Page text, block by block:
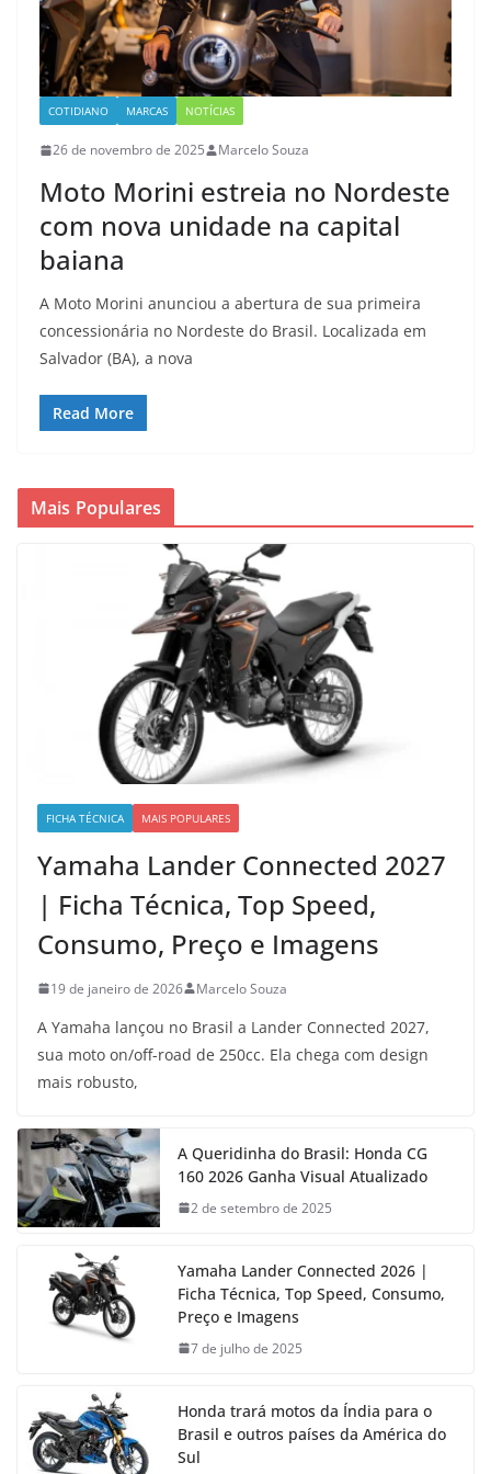
COTIDIANO MARCAS NOTÍCIAS
26 de novembro de 2025 Marcelo Souza
Moto Morini estreia no Nordeste
com nova unidade na capital
baiana
A Moto Morini anunciou a abertura de sua primeira
concessionária no Nordeste do Brasil. Localizada em
Salvador (BA), a nova
Read More
Mais Populares
FICHA TÉCNICA MAIS POPULARES
Yamaha Lander Connected 2027
| Ficha Técnica, Top Speed,
Consumo, Preço e Imagens
19 de janeiro de 2026 Marcelo Souza
A Yamaha lançou no Brasil a Lander Connected 2027,
sua moto on/off-road de 250cc. Ela chega com design
mais robusto,
A Queridinha do Brasil: Honda CG
160 2026 Ganha Visual Atualizado
2 de setembro de 2025
Yamaha Lander Connected 2026 |
Ficha Técnica, Top Speed, Consumo,
Preço e Imagens
7 de julho de 2025
Honda trará motos da Índia para o
Brasil e outros países da América do
Sul